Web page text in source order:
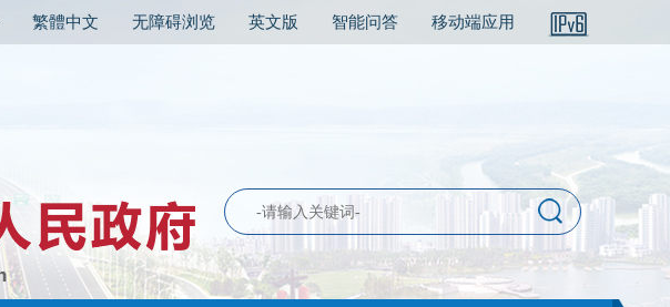
繁體中文 无障碍浏览 英文版 智能问答 移动端应用